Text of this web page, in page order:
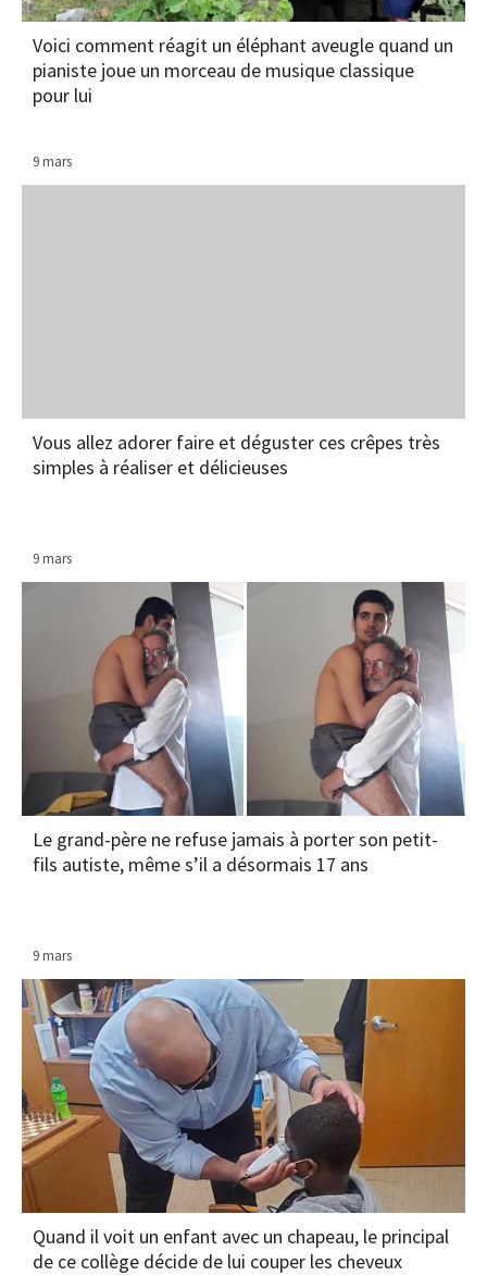
Voici comment réagit un éléphant aveugle quand un
pianiste joue un morceau de musique classique
pour lui
9 mars
Vous allez adorer faire et déguster ces crêpes très
simples à réaliser et délicieuses
9 mars
Le grand-père ne refuse jamais à porter son petit-
fils autiste, même s’il a désormais 17 ans
9 mars
Quand il voit un enfant avec un chapeau, le principal
de ce collège décide de lui couper les cheveux